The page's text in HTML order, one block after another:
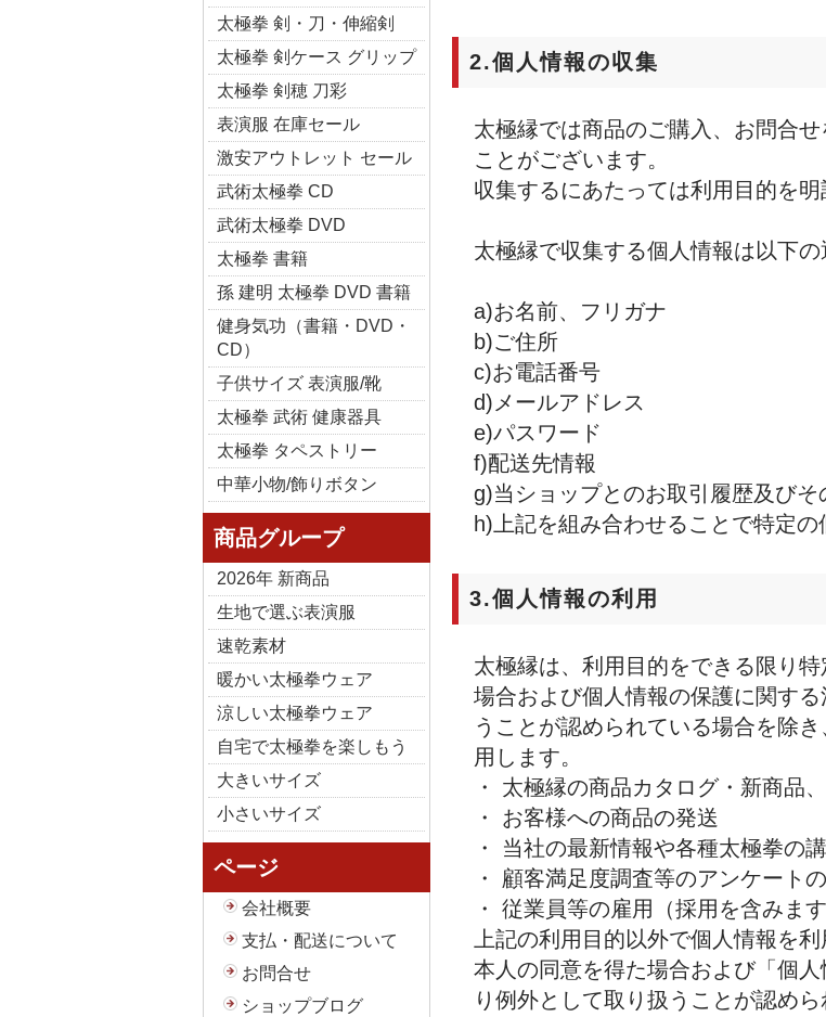
太極拳 剣・刀・伸縮剣
太極拳 剣ケース グリップ
太極拳 剣穂 刀彩
表演服 在庫セール
激安アウトレット セール
武術太極拳 CD
武術太極拳 DVD
太極拳 書籍
孫 建明 太極拳 DVD 書籍
健身気功（書籍・DVD・
CD）
子供サイズ 表演服/靴
太極拳 武術 健康器具
太極拳 タペストリー
中華小物/飾りボタン
商品グループ
2026年 新商品
生地で選ぶ表演服
速乾素材
暖かい太極拳ウェア
涼しい太極拳ウェア
自宅で太極拳を楽しもう
大きいサイズ
小さいサイズ
ページ
会社概要
支払・配送について
お問合せ
ショップブログ
2.個人情報の収集
太極縁では商品のご購入、お問合
ことがございます。
収集するにあたっては利用目的を
太極縁で収集する個人情報は以下の
a)お名前、フリガナ
b)ご住所
c)お電話番号
d)メールアドレス
e)パスワード
f)配送先情報
g)当ショップとのお取引履歴及びそ
h)上記を組み合わせることで特定
3.個人情報の利用
太極縁は、利用目的をできる限り
場合および個人情報の保護に関す
うことが認められている場合を除
用します。
・ 太極縁の商品カタログ・新商品
・ お客様への商品の発送
・ 当社の最新情報や各種太極拳の
・ 顧客満足度調査等のアンケート
・ 従業員等の雇用（採用を含みま
上記の利用目的以外で個人情報を
本人の同意を得た場合および「個
り例外として取り扱うことが認め